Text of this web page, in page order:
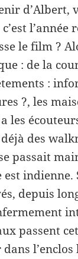
d’Albert,
le film ?
: de la
:
?, les
les
des
passait
est indienne.
depuis
passent